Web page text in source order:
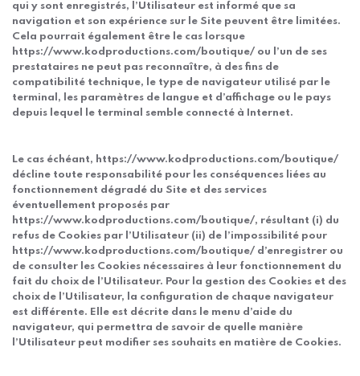
qui y sont enregistrés, l’Utilisateur est informé que sa
navigation et son expérience sur le Site peuvent être limitées.
Cela pourrait également être le cas lorsque
https://www.kodproductions.com/boutique/ ou l’un de ses
prestataires ne peut pas reconnaître, à des fins de
compatibilité technique, le type de navigateur utilisé par le
terminal, les paramètres de langue et d’affichage ou le pays
depuis lequel le terminal semble connecté à Internet.
Le cas échéant, https://www.kodproductions.com/boutique/
décline toute responsabilité pour les conséquences liées au
fonctionnement dégradé du Site et des services
éventuellement proposés par
https://www.kodproductions.com/boutique/, résultant (i) du
refus de Cookies par l’Utilisateur (ii) de l’impossibilité pour
https://www.kodproductions.com/boutique/ d’enregistrer ou
de consulter les Cookies nécessaires à leur fonctionnement du
fait du choix de l’Utilisateur. Pour la gestion des Cookies et des
choix de l’Utilisateur, la configuration de chaque navigateur
est différente. Elle est décrite dans le menu d’aide du
navigateur, qui permettra de savoir de quelle manière
l’Utilisateur peut modifier ses souhaits en matière de Cookies.